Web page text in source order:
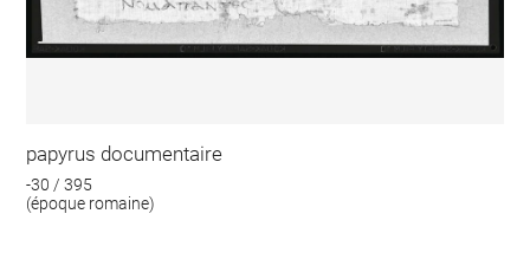
papyrus documentaire
-30 / 395
(époque romaine)